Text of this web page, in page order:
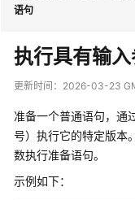
新
动
态
服
务
公
语句
执行具有输
更新时间： 2026-03-23
准备一个普通语句，通
号）执行它的特定版本
数执行准备语句。
示例如下：